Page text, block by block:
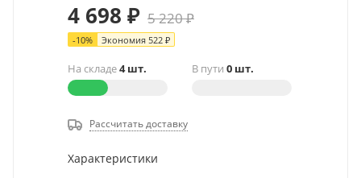
4 698 ₽ 5 220₽
-10% Экономия 522 ₽
На складе4 шт. В пути 0 шт.
Рассчитать доставку
Характеристики